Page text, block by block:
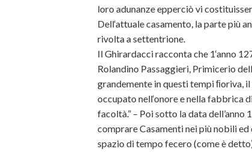
loro adunanze epperciò vi
Dell‘attuale casamento, la parte più
rivolta a settentrione.
Il Ghirardacci racconta che 1‘anno
Rolandino Passaggieri, Primicerio
grandemente in questi tempi ﬁoriva,
occupato nell‘onore e nella fabbrica
facoltà.” – Poi sotto la data
comprare Casamenti nei più nobili
spazio di tempo fecero (come è